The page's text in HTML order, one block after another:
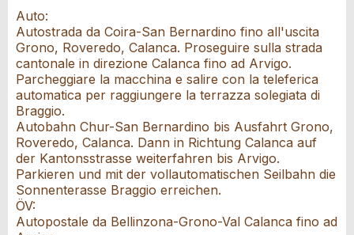
Feedback generale
Questo annuncio non è più valido
Annuncio incompleto
* Ingresso richiesto
Anzahl der Teilnehmer *:
Nome / Cognome *:
Ditta / istituzione:
Indirizzo supplementare:
Auto:
Autostrada da Coira-San Bernardino fino all'uscita
Grono, Roveredo, Calanca. Proseguire sulla strada
cantonale in direzione Calanca fino ad Arvigo.
Parcheggiare la macchina e salire con la teleferica
automatica per raggiungere la terrazza solegiata di
Braggio.
Autobahn Chur-San Bernardino bis Ausfahrt Grono,
Roveredo, Calanca. Dann in Richtung Calanca auf
der Kantonsstrasse weiterfahren bis Arvigo.
Parkieren und mit der vollautomatischen Seilbahn die
Sonnenterasse Braggio erreichen.
ÖV:
Autopostale da Bellinzona-Grono-Val Calanca fino ad